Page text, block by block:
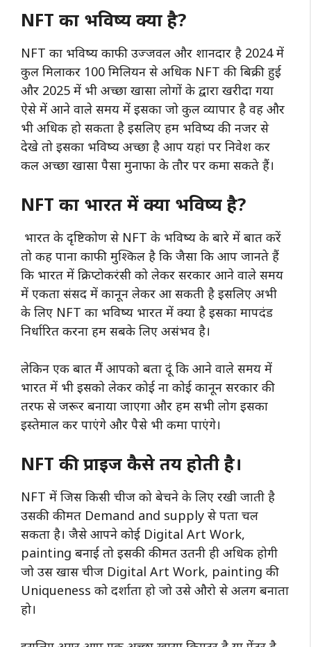
NFT का भविष्य क्या है?
NFT का भविष्य काफी उज्जवल और शानदार है 2024 में
कुल मिलाकर 100 मिलियन से अधिक NFT की बिक्री हुई
और 2025 में भी अच्छा खासा लोगों के द्वारा खरीदा गया
ऐसे में आने वाले समय में इसका जो कुल व्यापार है वह और
भी अधिक हो सकता है इसलिए हम भविष्य की नजर से
देखे तो इसका भविष्य अच्छा है आप यहां पर निवेश कर
कल अच्छा खासा पैसा मुनाफा के तौर पर कमा सकते हैं।
NFT का भारत में क्या भविष्य है?
भारत के दृष्टिकोण से NFT के भविष्य के बारे में बात करें
तो कह पाना काफी मुश्किल है कि जैसा कि आप जानते हैं
कि भारत में क्रिप्टोकरंसी को लेकर सरकार आने वाले समय
में एकता संसद में कानून लेकर आ सकती है इसलिए अभी
के लिए NFT का भविष्य भारत में क्या है इसका मापदंड
निर्धारित करना हम सबके लिए असंभव है।
लेकिन एक बात मैं आपको बता दूं कि आने वाले समय में
भारत में भी इसको लेकर कोई ना कोई कानून सरकार की
तरफ से जरूर बनाया जाएगा और हम सभी लोग इसका
इस्तेमाल कर पाएंगे और पैसे भी कमा पाएंगे।
NFT की प्राइज कैसे तय होती है।
NFT में जिस किसी चीज को बेचने के लिए रखी जाती है
उसकी कीमत Demand and supply से पता चल
सकता है। जैसे आपने कोई Digital Art Work,
painting बनाई तो इसकी कीमत उतनी ही अधिक होगी
जो उस खास चीज Digital Art Work, painting की
Uniqueness को दर्शाता हो जो उसे औरो से अलग बनाता
हो।